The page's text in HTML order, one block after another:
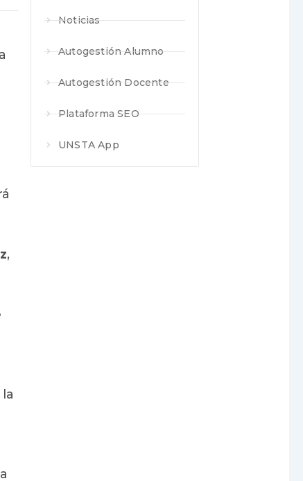
,
Noticias
Autogestión Alumno
Autogestión Docente
Plataforma SEO
UNSTA App